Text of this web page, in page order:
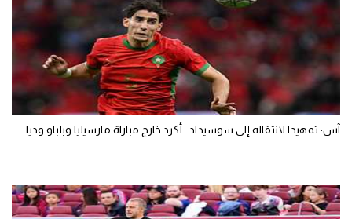
آس: تمهيدا لانتقاله إلى سوسيداد.. أكرد خارج مباراة مارسيليا وبلباو وديا